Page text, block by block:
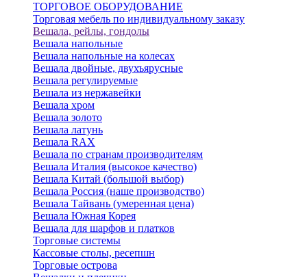
ТОРГОВОЕ ОБОРУДОВАНИЕ
Торговая мебель по индивидуальному заказу
Вешала, рейлы, гондолы
Вешала напольные
Вешала напольные на колесах
Вешала двойные, двухъярусные
Вешала регулируемые
Вешала из нержавейки
Вешала хром
Вешала золото
Вешала латунь
Вешала RAX
Вешала по странам производителям
Вешала Италия (высокое качество)
Вешала Китай (большой выбор)
Вешала Россия (наше производство)
Вешала Тайвань (умеренная цена)
Вешала Южная Корея
Вешала для шарфов и платков
Торговые системы
Кассовые столы, ресепшн
Торговые острова